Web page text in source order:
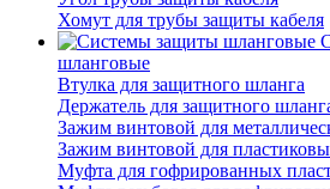
Хомут для трубы защиты кабеля
шланговые
Втулка для защитного шланга
Держатель для защитного
Зажим винтовой для
Зажим винтовой для
Муфта для гофрированных